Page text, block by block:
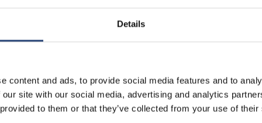
Details
content and ads, to provide social media features and to
site with our social media, advertising and analytics
to them or that they’ve collected from your use of
õiguste austamisele ja me
teeksid sama. Nefab
rikkuvate
mis kujutab endast
esindajale järgmine
Lingid
Kuigi käesolev veebileht võib
veebilehtedele, ei vastuta
pakub neid linke mugavuse
Toote kättesaadavus
Sellel veebisaidil kirjeldatud
toodete ja teenuste